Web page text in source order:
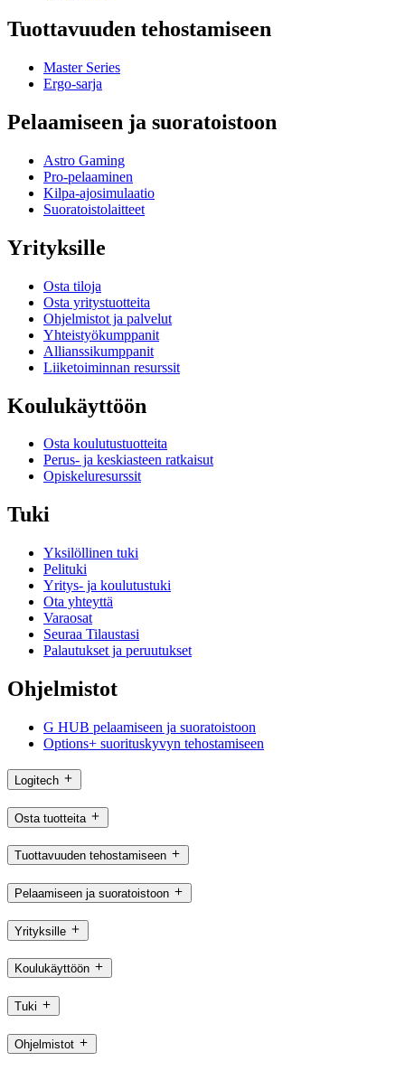
Tuottavuuden tehostamiseen
Master Series
Ergo-sarja
Pelaamiseen ja suoratoistoon
Astro Gaming
Pro-pelaaminen
Kilpa-ajosimulaatio
Suoratoistolaitteet
Yrityksille
Osta tiloja
Osta yritystuotteita
Ohjelmistot ja palvelut
Yhteistyökumppanit
Allianssikumppanit
Liiketoiminnan resurssit
Koulukäyttöön
Osta koulutustuotteita
Perus- ja keskiasteen ratkaisut
Opiskeluresurssit
Tuki
Yksilöllinen tuki
Pelituki
Yritys- ja koulutustuki
Ota yhteyttä
Varaosat
Seuraa Tilaustasi
Palautukset ja peruutukset
Ohjelmistot
G HUB pelaamiseen ja suoratoistoon
Options+ suorituskyvyn tehostamiseen
Logitech
Osta tuotteita
Tuottavuuden tehostamiseen
Pelaamiseen ja suoratoistoon
Yrityksille
Koulukäyttöön
Tuki
Ohjelmistot